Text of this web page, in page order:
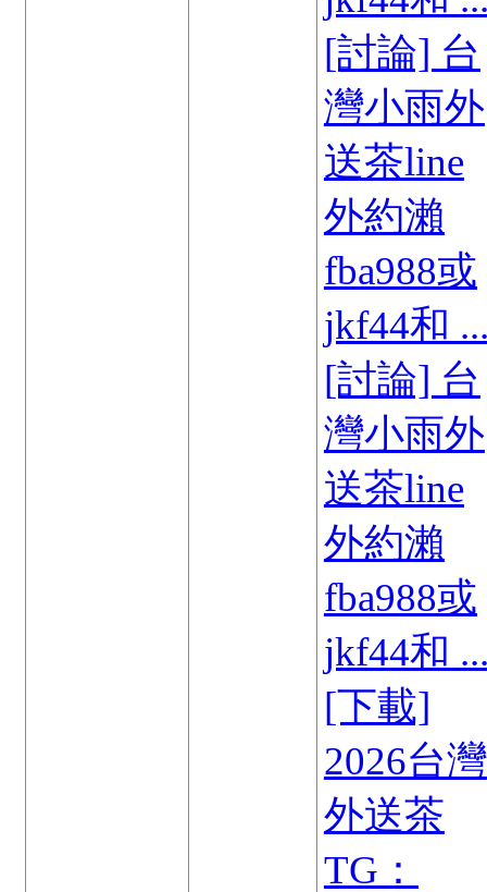
[討論] 台
灣小雨外
送茶line
外約瀨
fba988或
jkf44和
[討論] 台
灣小雨外
送茶line
外約瀨
fba988或
jkf44和
[下載]
2026台灣
外送茶
TG：